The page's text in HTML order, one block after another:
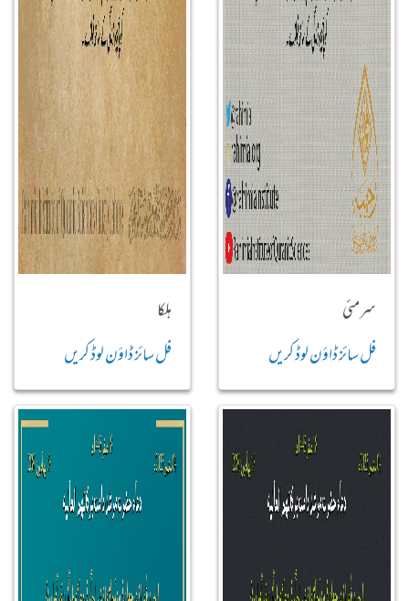
سرمئی
فل سائز ڈاؤن لوڈ کریں
ہلکا
فل سائز ڈاؤن لوڈ کریں